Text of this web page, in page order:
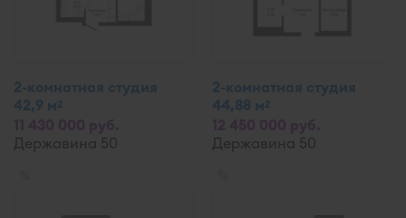
2-комнатная студия
42,9 м2
Державина 50
2-комнатная студия
44,88 м2
Державина 50